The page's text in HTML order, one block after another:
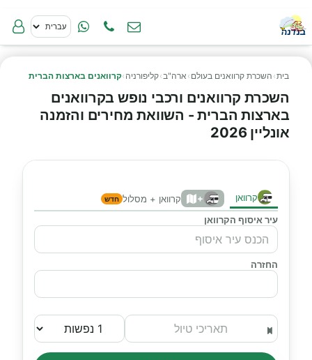
בית› השכרת קרוואנים בעולם › ארה"ב›קליפורניה ›קרוואנים בארצות הברית
השכרת קרוואנים ורכבי נופש בקרוואנים
בארצות הברית - השוואת מחירים והזמנה
אונליין 2026
קרוואן + קרוואן + מסלול חדש
עיר איסוף הקרוואן
החזרה